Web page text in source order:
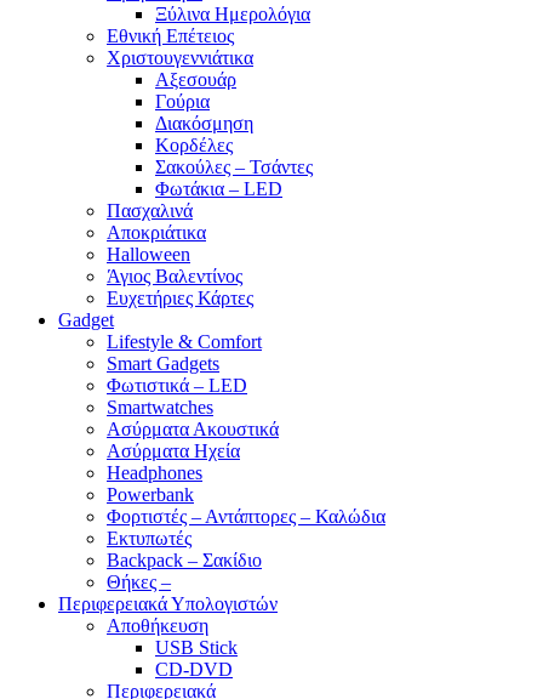
Ξύλινα Ημερολόγια
Εθνική Επέτειος
Χριστουγεννιάτικα
Αξεσουάρ
Γούρια
Διακόσμηση
Κορδέλες
Σακούλες – Τσάντες
Φωτάκια – LED
Πασχαλινά
Αποκριάτικα
Halloween
Άγιος Βαλεντίνος
Ευχετήριες Κάρτες
Gadget
Lifestyle & Comfort
Smart Gadgets
Φωτιστικά – LED
Smartwatches
Ασύρματα Ακουστικά
Ασύρματα Ηχεία
Headphones
Powerbank
Φορτιστές – Αντάπτορες – Καλώδια
Εκτυπωτές
Backpack – Σακίδιο
Θήκες –
Περιφερειακά Υπολογιστών
Αποθήκευση
USB Stick
CD-DVD
Περιφερειακά